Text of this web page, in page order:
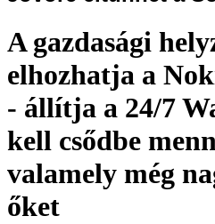
A gazdasági
elhozhatja a
- állítja a 24/7
kell csődbe
valamely még
őket